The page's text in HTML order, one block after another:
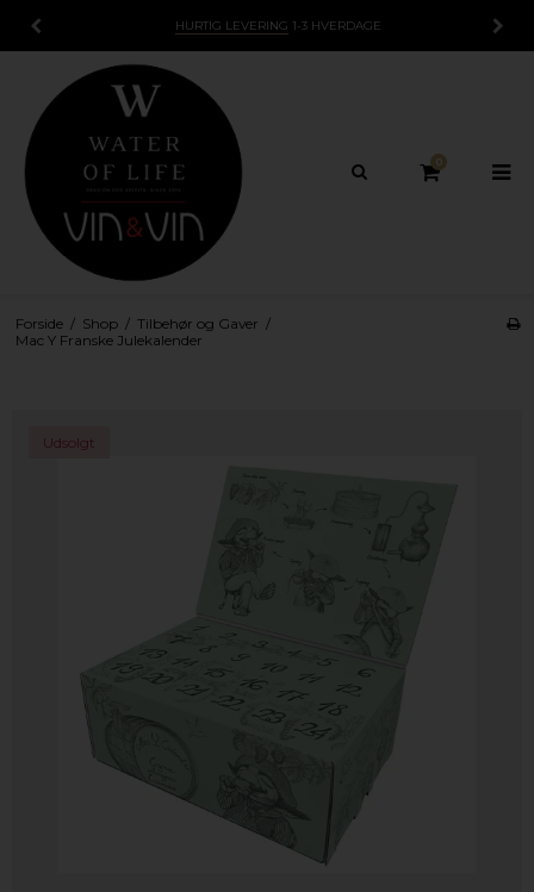
HURTIG LEVERING 1-3 HVERDAGE
0
Forside / Shop / Tilbehør og Gaver /
Mac Y Franske Julekalender
Udsolgt